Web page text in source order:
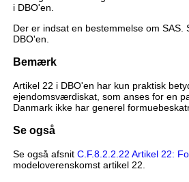
i DBO'en.
Der er indsat en bestemmelse om SAS.
DBO'en.
Bemærk
Artikel 22 i DBO'en har kun praktisk
ejendomsværdiskat, som anses for en
Danmark ikke har generel
Se også
Se også afsnit C.F.8.2.2.22 Artikel 22:
modeloverenskomst artikel 22.